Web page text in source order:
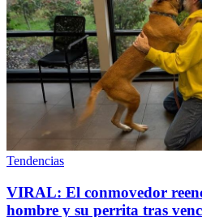
Tendencias
VIRAL: El conmovedor
hombre y su perrita tras